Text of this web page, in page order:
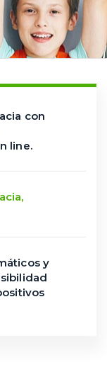
con
line.
y